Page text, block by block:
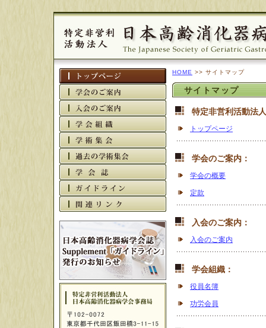
HOME >> サイトマップ
サイトマップ
特定非営利活動法
トップページ
学会のご案内：
学会の概要
定款
入会のご案内：
入会のご案内
学会組織：
役員名簿
功労会員